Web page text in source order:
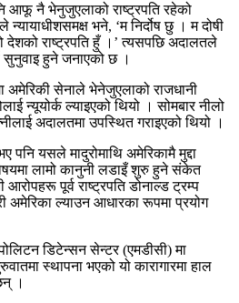
आफू नै भेनुजुएलाको राष्ट्रपति रहेको
भने, ‘म निर्दोष छु । म दोषी
देशको राष्ट्रपति हुँ ।’ त्यसपछि अदालतले
सुनुवाइ हुने जनाएको छ ।
सेनाले भेनेजुएलाको राजधानी
न्यूयोर्क ल्याइएको थियो । सोमबार नीलो
अदालतमा उपस्थित गराइएको थियो ।
पनि यसले मादुरोमाथि अमेरिकामै मुद्दा
लामो कानुनी लडाइँ शुरु हुने संकेत
पूर्व राष्ट्रपति डोनाल्ड ट्रम्प
अमेरिका ल्याउन आधारका रूपमा प्रयोग
डिटेन्सन सेन्टर (एमडीसी) मा
स्थापना भएको यो कारागारमा हाल
।